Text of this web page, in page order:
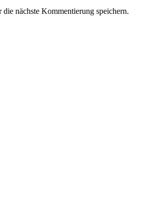
nächste Kommentierung speichern.